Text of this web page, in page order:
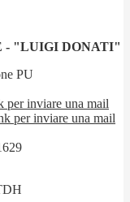
- "LUIGI DONATI"
PU
per inviare una mail
per inviare una mail